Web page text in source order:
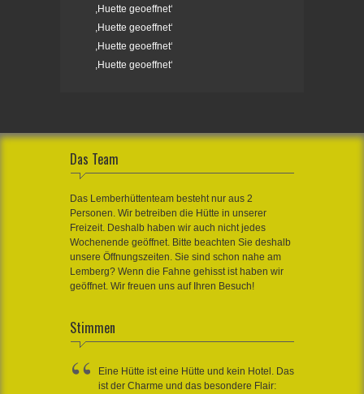
,Huette geoeffnet‘
,Huette geoeffnet‘
,Huette geoeffnet‘
,Huette geoeffnet‘
Das Team
Das Lemberhüttenteam besteht nur aus 2
Personen. Wir betreiben die Hütte in unserer
Freizeit. Deshalb haben wir auch nicht jedes
Wochenende geöffnet. Bitte beachten Sie deshalb
unsere Öffnungszeiten. Sie sind schon nahe am
Lemberg? Wenn die Fahne gehisst ist haben wir
geöffnet. Wir freuen uns auf Ihren Besuch!
Stimmen
Eine Hütte ist eine Hütte und kein Hotel. Das
ist der Charme und das besondere Flair: